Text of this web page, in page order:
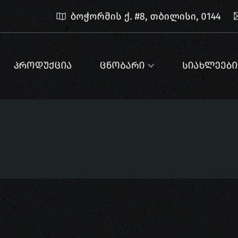
ბოჭორმის ქ. #8, თბილისი, 0144
ᲞᲠᲝᲓᲣᲥᲪᲘᲐ ᲪᲜᲝᲑᲐᲠᲘ ᲡᲘᲐᲮᲚᲔᲔᲑᲘ